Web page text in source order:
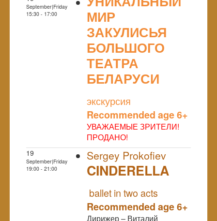
September|Friday
15:30 - 17:00
МИР
ЗАКУЛИСЬЯ
БОЛЬШОГО
ТЕАТРА
БЕЛАРУСИ
экскурсия
Recommended age 6+
УВАЖАЕМЫЕ ЗРИТЕЛИ!
ПРОДАНО!
19
September|Friday
19:00 - 21:00
Sergey Prokofiev
CINDERELLA
ballet in two acts
Recommended age 6+
Дирижер – Виталий